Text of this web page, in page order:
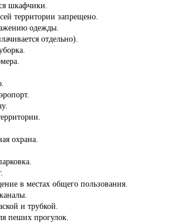
шкафчики.
территории запрещено.
одежды.
отдельно).
охрана.
в местах общего пользования.
и трубкой.
пеших прогулок.